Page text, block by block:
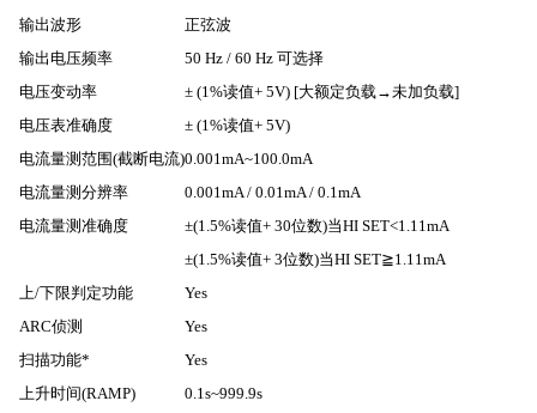
输出波形
正弦波
输出电压频率
50 Hz / 60 Hz 可选择
电压变动率
± (1%读值+ 5V) [大额定负载→未加负载]
电压表准确度
± (1%读值+ 5V)
电流量测范围(截断电流)0.001mA~100.0mA
电流量测分辨率
0.001mA / 0.01mA / 0.1mA
电流量测准确度
±(1.5%读值+ 30位数)当HI SET<1.11mA
±(1.5%读值+ 3位数)当HI SET≧1.11mA
上/下限判定功能
Yes
ARC侦测
Yes
扫描功能*
Yes
上升时间(RAMP)
0.1s~999.9s